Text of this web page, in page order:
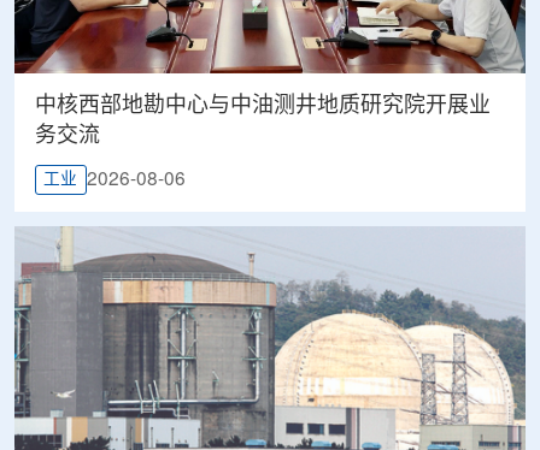
中核西部地勘中心与中油测井地质研究院开展业
务交流
工业 2026-08-06